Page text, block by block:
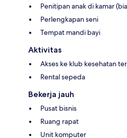
Penitipan anak di kamar
Perlengkapan seni
Tempat mandi bayi
Aktivitas
Akses ke klub kesehatan
Rental sepeda
Bekerja jauh
Pusat bisnis
Ruang rapat
Unit komputer